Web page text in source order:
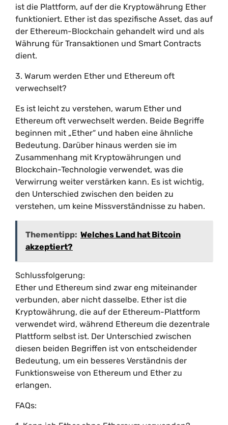
ist die Plattform, auf der die Kryptowährung Ether
funktioniert. Ether ist das spezifische Asset, das auf
der Ethereum-Blockchain gehandelt wird und als
Währung für Transaktionen und Smart Contracts
dient.
3. Warum werden Ether und Ethereum oft
verwechselt?
Es ist leicht zu verstehen, warum Ether und
Ethereum oft verwechselt werden. Beide Begriffe
beginnen mit „Ether“ und haben eine ähnliche
Bedeutung. Darüber hinaus werden sie im
Zusammenhang mit Kryptowährungen und
Blockchain-Technologie verwendet, was die
Verwirrung weiter verstärken kann. Es ist wichtig,
den Unterschied zwischen den beiden zu
verstehen, um keine Missverständnisse zu haben.
Thementipp: Welches Land hat Bitcoin
akzeptiert?
Schlussfolgerung:
Ether und Ethereum sind zwar eng miteinander
verbunden, aber nicht dasselbe. Ether ist die
Kryptowährung, die auf der Ethereum-Plattform
verwendet wird, während Ethereum die dezentrale
Plattform selbst ist. Der Unterschied zwischen
diesen beiden Begriffen ist von entscheidender
Bedeutung, um ein besseres Verständnis der
Funktionsweise von Ethereum und Ether zu
erlangen.
FAQs: